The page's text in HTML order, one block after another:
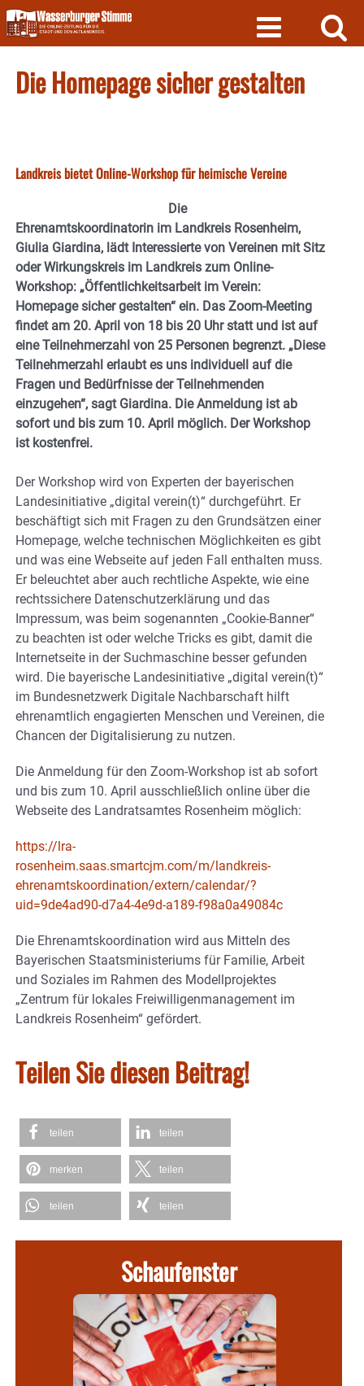
Skip
to
content
Die Homepage sicher gestalten
Landkreis bietet Online-Workshop für heimische Vereine
Die
Ehrenamtskoordinatorin im Landkreis Rosenheim,
Giulia Giardina, lädt Interessierte von Vereinen mit Sitz
oder Wirkungskreis im Landkreis zum Online-
Workshop: „Öffentlichkeitsarbeit im Verein:
Homepage sicher gestalten“ ein. Das Zoom-Meeting
findet am 20. April von 18 bis 20 Uhr statt und ist auf
eine Teilnehmerzahl von 25 Personen begrenzt. „Diese
Teilnehmerzahl erlaubt es uns individuell auf die
Fragen und Bedürfnisse der Teilnehmenden
einzugehen“, sagt Giardina. Die Anmeldung ist ab
sofort und bis zum 10. April möglich. Der Workshop
ist kostenfrei.
Der Workshop wird von Experten der bayerischen
Landesinitiative „digital verein(t)“ durchgeführt. Er
beschäftigt sich mit Fragen zu den Grundsätzen einer
Homepage, welche technischen Möglichkeiten es gibt
und was eine Webseite auf jeden Fall enthalten muss.
Er beleuchtet aber auch rechtliche Aspekte, wie eine
rechtssichere Datenschutzerklärung und das
Impressum, was beim sogenannten „Cookie-Banner“
zu beachten ist oder welche Tricks es gibt, damit die
Internetseite in der Suchmaschine besser gefunden
wird. Die bayerische Landesinitiative „digital verein(t)“
im Bundesnetzwerk Digitale Nachbarschaft hilft
ehrenamtlich engagierten Menschen und Vereinen, die
Chancen der Digitalisierung zu nutzen.
Die Anmeldung für den Zoom-Workshop ist ab sofort
und bis zum 10. April ausschließlich online über die
Webseite des Landratsamtes Rosenheim möglich:
https://lra-
rosenheim.saas.smartcjm.com/m/landkreis-
ehrenamtskoordination/extern/calendar/?
uid=9de4ad90-d7a4-4e9d-a189-f98a0a49084c
Die Ehrenamtskoordination wird aus Mitteln des
Bayerischen Staatsministeriums für Familie, Arbeit
und Soziales im Rahmen des Modellprojektes
„Zentrum für lokales Freiwilligenmanagement im
Landkreis Rosenheim“ gefördert.
Teilen Sie diesen Beitrag!
teilen teilen
merken teilen
teilen teilen
Schaufenster